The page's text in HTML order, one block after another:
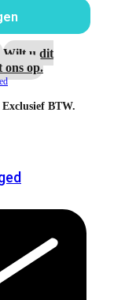
Wilt u dit
ons op.
BTW.